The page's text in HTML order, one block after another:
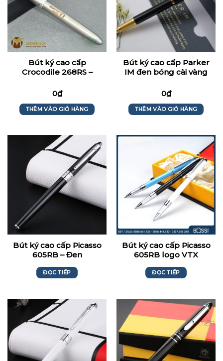
Bút ký cao cấp
Crocodile 268RS –
0₫
THÊM VÀO GIỎ HÀNG
Bút ký cao cấp Parker
IM đen bóng cài vàng
Khánh Ninh
0₫
THÊM VÀO GIỎ HÀNG
Bút ký cao cấp Picasso
605RB – Đen
ĐỌC TIẾP
Bút ký cao cấp Picasso
605RB logo VTX
ĐỌC TIẾP